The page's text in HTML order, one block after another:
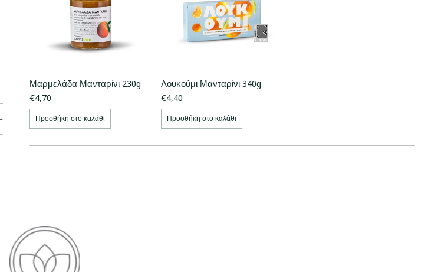
Μαρμελάδα Μανταρίνι 230g
€4,70
Προσθήκη στο καλάθι
Λουκούμι Μανταρίνι 340g
€4,40
Προσθήκη στο καλάθι